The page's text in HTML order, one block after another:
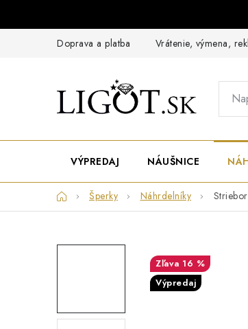
Doprava a platba Vrátenie, výmena,
VÝPREDAJ NÁUŠNICE
DomovŠperky Náhrdelníky
16 %
Výpredaj